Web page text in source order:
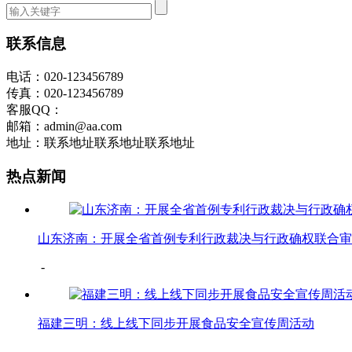
联系信息
电话：020-123456789
传真：020-123456789
客服QQ：
邮箱：admin@aa.com
地址：联系地址联系地址联系地址
热点新闻
山东济南：开展全省首例专利行政裁决与行政确权联合
-
福建三明：线上线下同步开展食品安全宣传周活动